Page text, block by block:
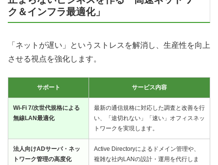
ク＆インフラ最適化」
「ネットが遅い」というストレスを解消し、生産性を向上
させる視点を強化します。
サポート サービス内容
Wi-Fi 7/次世代規格による
無線LAN最適化
最新の通信規格に対応した調査と改善を行
い、「途切れない」「速い」オフィスネッ
トワークを実現します。
法人向けADサーバ・ネッ
トワーク管理の高度化
Active Directoryによるドメイン管理や、
複雑な社内LANの設計・運用を代行しま